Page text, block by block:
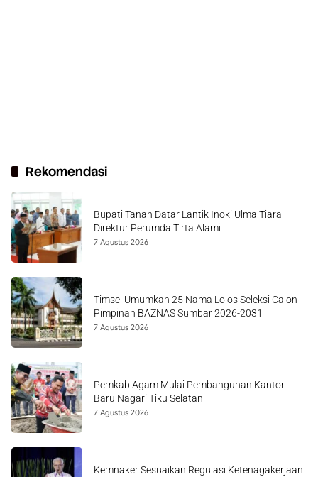
Rekomendasi
Bupati Tanah Datar Lantik Inoki Ulma Tiara
Direktur Perumda Tirta Alami
7 Agustus 2026
Timsel Umumkan 25 Nama Lolos Seleksi Calon
Pimpinan BAZNAS Sumbar 2026-2031
7 Agustus 2026
Pemkab Agam Mulai Pembangunan Kantor
Baru Nagari Tiku Selatan
7 Agustus 2026
Kemnaker Sesuaikan Regulasi Ketenagakerjaan